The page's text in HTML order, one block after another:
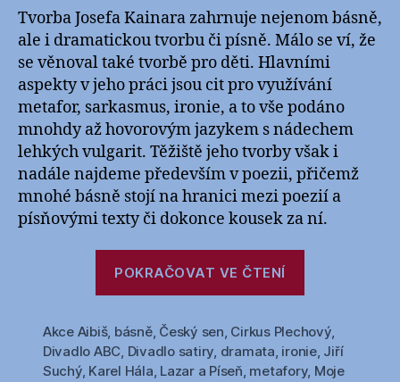
názvem
Josef
Kainar
(1917-
1971)
–
dílo
Tvorba Josefa Kainara zahrnuje nejenom básně,
ale i dramatickou tvorbu či písně. Málo se ví, že
se věnoval také tvorbě pro děti. Hlavními
aspekty v jeho práci jsou cit pro využívání
metafor, sarkasmus, ironie, a to vše podáno
mnohdy až hovorovým jazykem s nádechem
lehkých vulgarit. Těžiště jeho tvorby však i
nadále najdeme především v poezii, přičemž
mnohé básně stojí na hranici mezi poezií a
písňovými texty či dokonce kousek za ní.
POKRAČOVAT VE ČTENÍ
1971)
–
Akce Aibiš, básně, Český sen, Cirkus Plechový,
Divadlo ABC, Divadlo satiry, dramata, ironie, Jiří
Suchý, Karel Hála, Lazar a Píseň, metafory, Moje